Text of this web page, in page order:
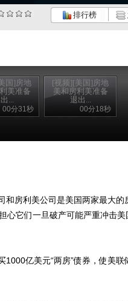
排行榜
国]房地
美准备
...
00分31秒
[视频][美国]房地
美和房利美准备
退出...
00分18秒
房利美公司是美国两家最大的
心它们一旦破产可能严重冲击
亿美元“两房”债券，使美联